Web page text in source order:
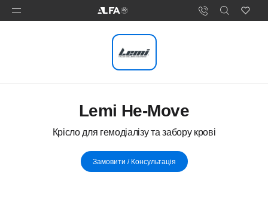
Lemi He-Move
Крісло для гемодіалізу та забору крові
Замовити / Консультація